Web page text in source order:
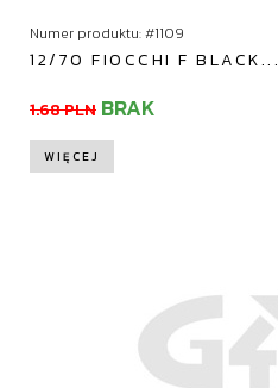
Numer produktu: #1109
12/70 FIOCCHI F BLACK...
1.68 PLN BRAK
WIĘCEJ